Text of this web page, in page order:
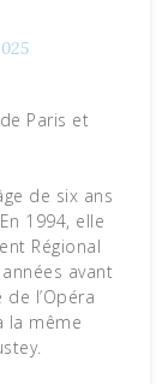
Paris et
de six ans
1994, elle
Régional
avant
de l’Opéra
la même